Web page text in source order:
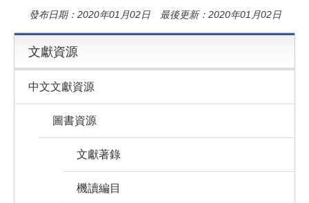
發布日期：2020年01月02日 最後更新：2020年01月02日
文獻資源
中文文獻資源
圖書資源
文獻著錄
機讀編目